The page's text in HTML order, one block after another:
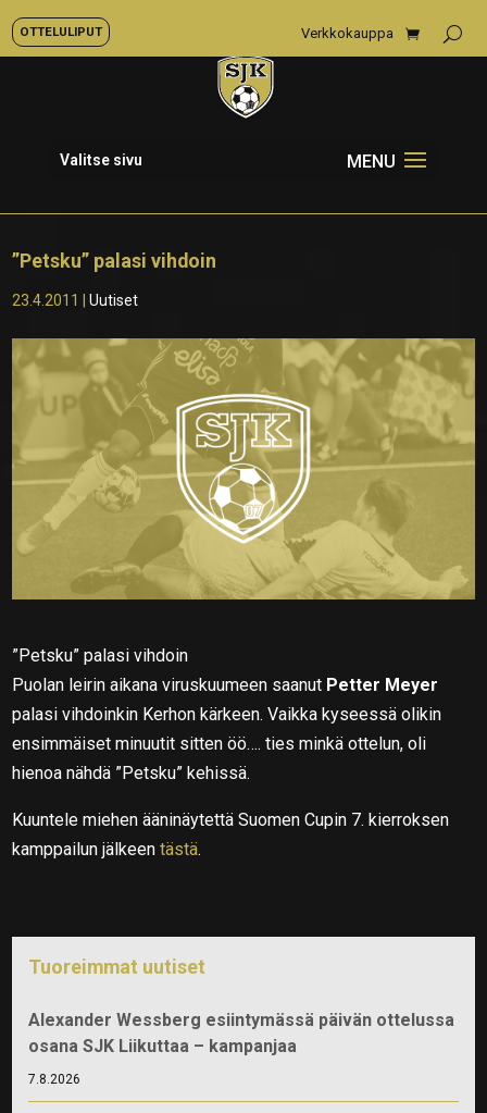
OTTELULIPUT Verkkokauppa
Valitse sivu
”Petsku” palasi vihdoin
23.4.2011 |Uutiset
”Petsku” palasi vihdoin
Puolan leirin aikana viruskuumeen saanut Petter Meyer
palasi vihdoinkin Kerhon kärkeen. Vaikka kyseessä olikin
ensimmäiset minuutit sitten öö…. ties minkä ottelun, oli
hienoa nähdä ”Petsku” kehissä.
Kuuntele miehen ääninäytettä Suomen Cupin 7. kierroksen
kamppailun jälkeentästä.
Tuoreimmat uutiset
Alexander Wessberg esiintymässä päivän ottelussa
osana SJK Liikuttaa – kampanjaa
7.8.2026